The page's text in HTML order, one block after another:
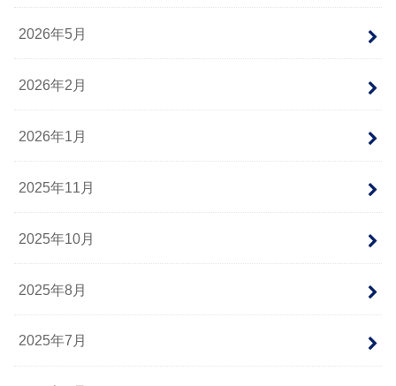
2026年5月
2026年2月
2026年1月
2025年11月
2025年10月
2025年8月
2025年7月